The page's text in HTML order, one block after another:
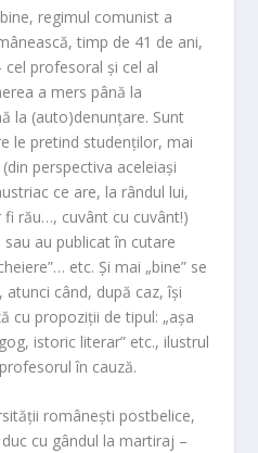
regimul comunist a
timp de 41 de ani,
cel profesoral și cel al
a mers până la
la (auto)denunțare. Sunt
le pretind studenților, mai
perspectiva aceleiași
ce are, la rândul lui,
fi rău…, cuvânt cu cuvânt!)
au publicat în cutare
etc. Și mai „bine” se
când, după caz, își
cu propoziții de tipul: „așa
istoric literar” etc., ilustrul
în cauză.
românești postbelice,
cu gândul la martiraj –